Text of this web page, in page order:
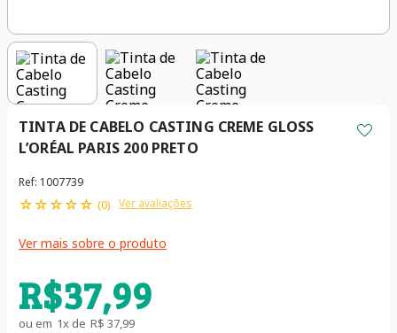
TINTA DE CABELO CASTING CREME GLOSS
L’ORÉAL PARIS 200 PRETO
Ref: 1007739
☆☆☆☆☆ (0) Ver avaliações
Ver mais sobre o produto
R$37,99
ou em 1x de R$ 37,99